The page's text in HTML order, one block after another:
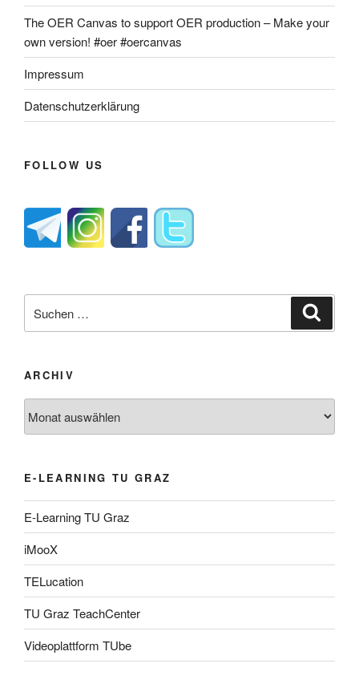
The OER Canvas to support OER production – Make your
own version! #oer #oercanvas
Impressum
Datenschutzerklärung
FOLLOW US
nach:
ARCHIV
E-LEARNING TU GRAZ
E-Learning TU Graz
iMooX
TELucation
TU Graz TeachCenter
Videoplattform TUbe